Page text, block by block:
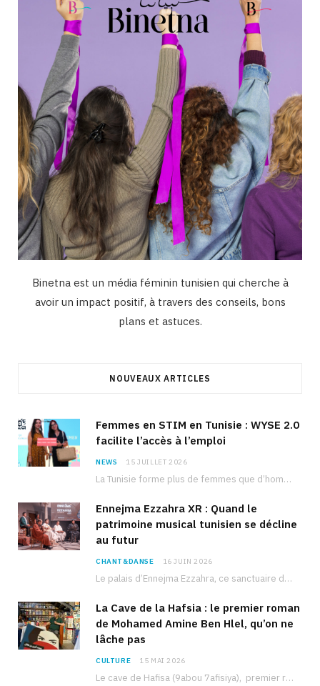
e
I
Binetna est un média féminin tunisien qui cherche à
avoir un impact positif, à travers des conseils, bons
plans et astuces.
NOUVEAUX ARTICLES
Femmes en STIM en Tunisie : WYSE 2.0
facilite l’accès à l’emploi
NEWS 15 JUILLET 2026
La Tunisie forme plus de femmes que d’hommes dans les filières scientifiques. Pourtant, pour beaucoup…
Ennejma Ezzahra XR : Quand le
patrimoine musical tunisien se décline
au futur
CHANT&DANSE 16 JUIN 2026
Le palais d’Ennejma Ezzahra, ce sanctuaire de la musique tunisienne et méditerranéenne construit par le…
La Cave de la Hafsia : le premier roman
de Mohamed Amine Ben Hlel, qu’on ne
lâche pas
CULTURE 15 MAI 2026
Le cave de Hafisa (9abou 7afisiya), premier roman du journaliste tunisien Mohamed Amine Ben Hlel,…